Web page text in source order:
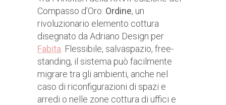
Compasso d’Oro: Ordine, un
rivoluzionario elemento cottura
disegnato da Adriano Design per
Fabita . Flessibile, salvaspazio, free-
standing, il sistema può facilmente
migrare tra gli ambienti, anche nel
caso di riconfigurazioni di spazi e
arredi o nelle zone cottura di uffici e